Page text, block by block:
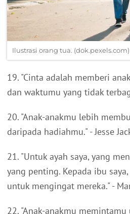
Ilustrasi orang tua. (dok.pexels.com)
19. "Cinta adalah memberi
dan waktumu yang tidak
20. "Anak-anakmu lebih
daripada hadiahmu." - Jesse
21. "Untuk ayah saya, yang
yang penting. Kepada ibu
untuk mengingat mereka." -
22. "Anak-anakmu